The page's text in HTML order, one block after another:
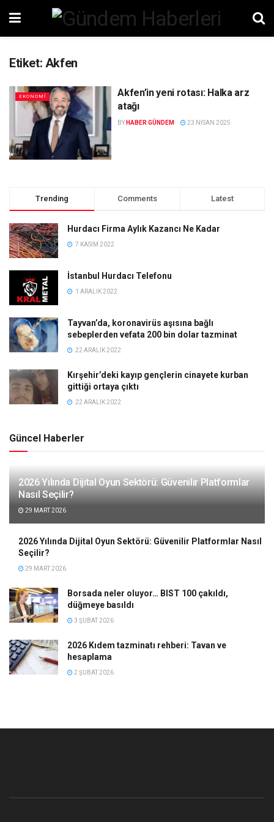
Etiket: Akfen
EKONOMI
Akfen’in yeni rotası: Halka arz
atağı
BY HABER GÜNDEM 23 NISAN 2025
Trending Comments Latest
Hurdacı Firma Aylık Kazancı Ne Kadar
7 KASIM 2022
İstanbul Hurdacı Telefonu
1 ARALIK 2022
Tayvan’da, koronavirüs aşısına bağlı
sebeplerden vefata 200 bin dolar tazminat
22 ARALIK 2022
Kırşehir’deki kayıp gençlerin cinayete kurban
gittiği ortaya çıktı
22 ARALIK 2022
Güncel Haberler
2026 Yılında Dijital Oyun Sektörü: Güvenilir Platformlar
Nasıl Seçilir?
29 MART 2026
2026 Yılında Dijital Oyun Sektörü: Güvenilir Platformlar Nasıl
Seçilir?
29 MART 2026
Borsada neler oluyor… BIST 100 çakıldı,
düğmeye basıldı
3 ŞUBAT 2026
2026 Kıdem tazminatı rehberi: Tavan ve
hesaplama
2 ŞUBAT 2026